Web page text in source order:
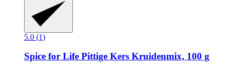
5.0 (1)
Spice for Life Pittige Kers Kruidenmix, 100 g